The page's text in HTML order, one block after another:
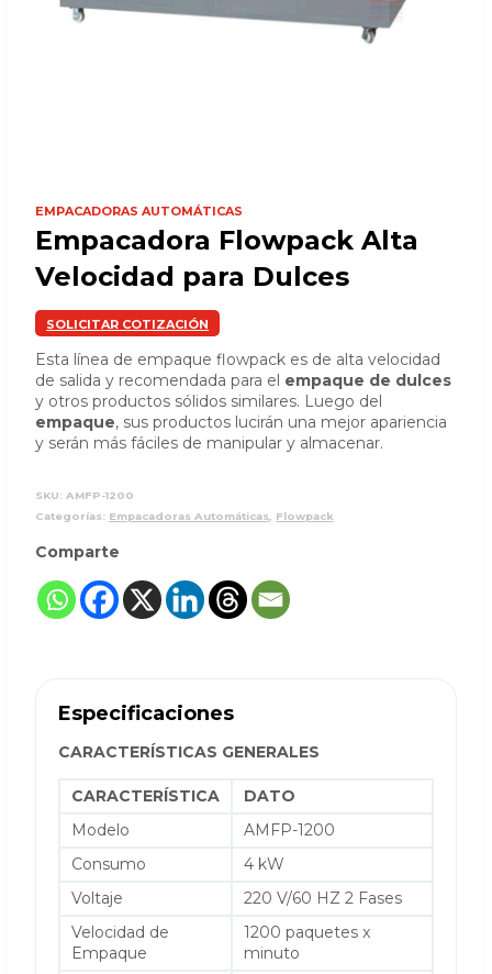
EMPACADORAS AUTOMÁTICAS
Empacadora Flowpack Alta
Velocidad para Dulces
SOLICITAR COTIZACIÓN
Esta línea de empaque flowpack es de alta velocidad
de salida y recomendada para el empaque de dulces
y otros productos sólidos similares. Luego del
empaque, sus productos lucirán una mejor apariencia
y serán más fáciles de manipular y almacenar.
SKU: AMFP-1200
Categorías: Empacadoras Automáticas, Flowpack
Comparte
Especificaciones
CARACTERÍSTICAS GENERALES
CARACTERÍSTICA
DATO
Modelo
AMFP-1200
Consumo
4 kW
Voltaje
220 V/60 HZ 2 Fases
Velocidad de
Empaque
1200 paquetes x
minuto